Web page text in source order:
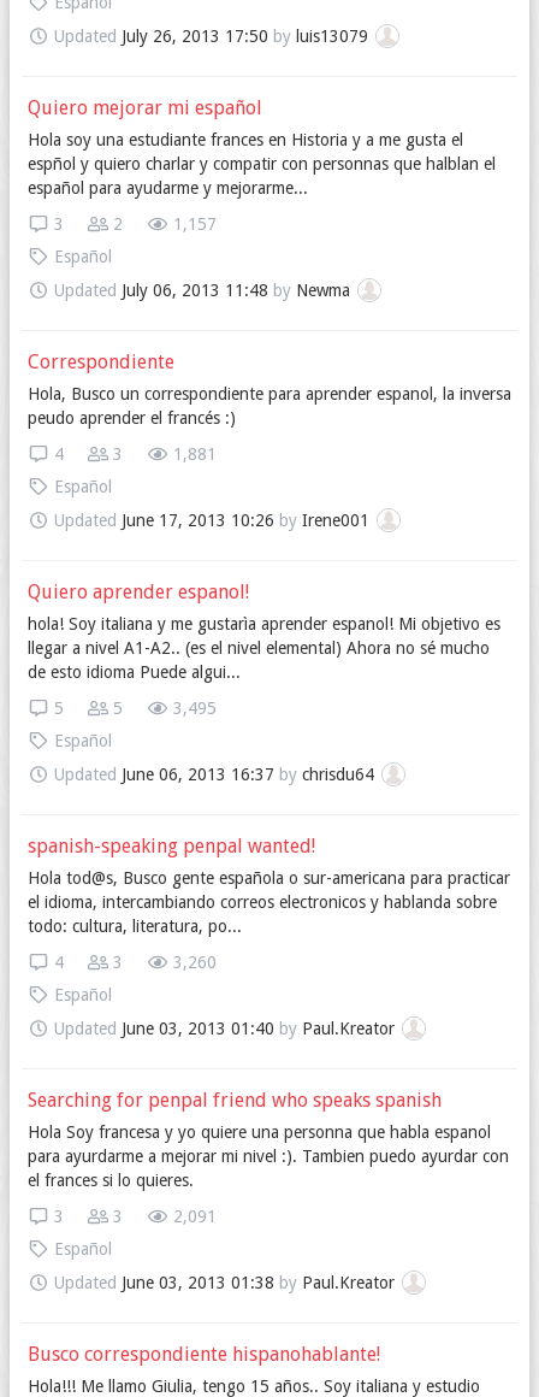
Updated July 26, 2013 17:50 by luis13079
Quiero mejorar mi español
Hola soy una estudiante frances en Historia y a me gusta el
espñol y quiero charlar y compatir con personnas que halblan el
español para ayudarme y mejorarme...
1,157
2
3
Español
Updated July 06, 2013 11:48 by Newma
Correspondiente
Hola, Busco un correspondiente para aprender espanol, la inversa
peudo aprender el francés :)
1,881
3
4
Español
Updated June 17, 2013 10:26 by Irene001
Quiero aprender espanol!
hola! Soy italiana y me gustarìa aprender espanol! Mi objetivo es
llegar a nivel A1-A2.. (es el nivel elemental) Ahora no sé mucho
de esto idioma Puede algui...
3,495
5
5
Español
Updated June 06, 2013 16:37 by chrisdu64
spanish-speaking penpal wanted!
Hola tod@s, Busco gente española o sur-americana para practicar
el idioma, intercambiando correos electronicos y hablanda sobre
todo: cultura, literatura, po...
3,260
3
4
Español
Updated June 03, 2013 01:40 by Paul.Kreator
Searching for penpal friend who speaks spanish
Hola Soy francesa y yo quiere una personna que habla espanol
para ayurdarme a mejorar mi nivel :). Tambien puedo ayurdar con
el frances si lo quieres.
2,091
3
3
Español
Updated June 03, 2013 01:38 by Paul.Kreator
Busco correspondiente hispanohablante!
Hola!!! Me llamo Giulia, tengo 15 años.. Soy italiana y estudio